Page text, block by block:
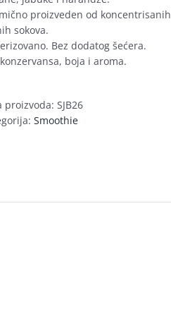
proizveden od koncentrisanih
sokova.
Bez dodatog šećera.
boja i aroma.
proizvoda: SJB26
Smoothie